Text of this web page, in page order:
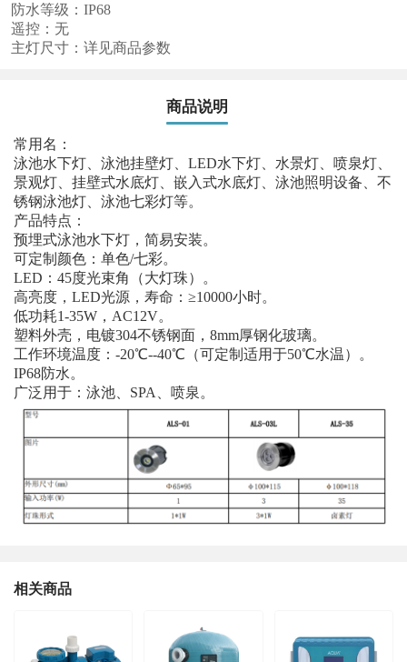
防水等级：IP68
遥控：无
主灯尺寸：详见商品参数
商品说明
常用名：
泳池水下灯、泳池挂壁灯、LED水下灯、水景灯、喷泉灯、
景观灯、挂壁式水底灯、嵌入式水底灯、泳池照明设备、不
锈钢泳池灯、泳池七彩灯等。
产品特点：
预埋式泳池水下灯，简易安装。
可定制颜色：单色/七彩。
LED：45度光束角（大灯珠）。
高亮度，LED光源，寿命：≥10000小时。
低功耗1-35W，AC12V。
塑料外壳，电镀304不锈钢面，8mm厚钢化玻璃。
工作环境温度：-20℃--40℃（可定制适用于50℃水温）。
IP68防水。
广泛用于：泳池、SPA、喷泉。
相关商品